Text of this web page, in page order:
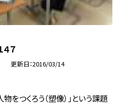
７
更新日 2016/03/14
をつくろう（塑像）」という課題